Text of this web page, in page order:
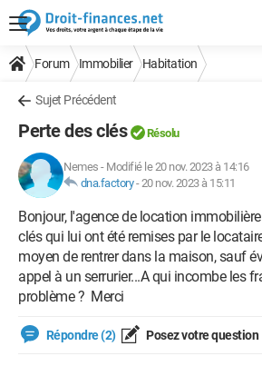
Forum Immobilier Habitation
Sujet Précédent
Perte des clés Résolu
Nemes - Modifié le 20 nov. 2023 à 14:16
dna.factory-20 nov. 2023 à 15:11
Bonjour, l'agence de location
clés qui lui ont été remises par le
moyen de rentrer dans la maison, sauf
appel à un serrurier...A qui incombe les
problème ? Merci
Répondre (2) Posez votre question